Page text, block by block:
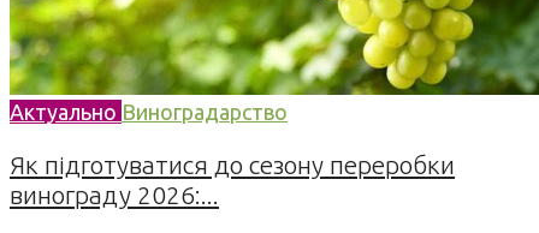
Актуально Виноградарство
Як підготуватися до сезону переробки
винограду 2026:...